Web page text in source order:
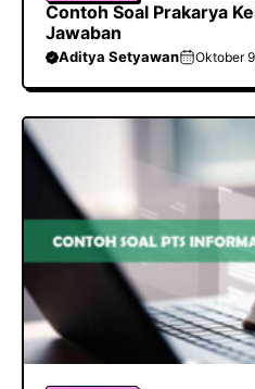
Contoh Soal Prakarya
Jawaban
Aditya Setyawan Oktober